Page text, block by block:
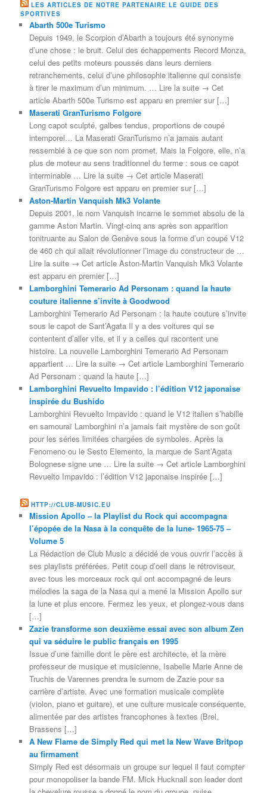
LES ARTICLES DE NOTRE PARTENAIRE LE GUIDE DES
SPORTIVES
Abarth 500e Turismo
Depuis 1949, le Scorpion d’Abarth a toujours été synonyme
d’une chose : le bruit. Celui des échappements Record Monza,
celui des petits moteurs poussés dans leurs derniers
retranchements, celui d’une philosophie italienne qui consiste
à tirer le maximum d’un minimum. … Lire la suite → Cet
article Abarth 500e Turismo est apparu en premier sur […]
Maserati GranTurismo Folgore
Long capot sculpté, galbes tendus, proportions de coupé
intemporel… La Maserati GranTurismo n’a jamais autant
ressemblé à ce que son nom promet. Mais la Folgore, elle, n’a
plus de moteur au sens traditionnel du terme : sous ce capot
interminable … Lire la suite → Cet article Maserati
GranTurismo Folgore est apparu en premier sur […]
Aston-Martin Vanquish Mk3 Volante
Depuis 2001, le nom Vanquish incarne le sommet absolu de la
gamme Aston Martin. Vingt-cinq ans après son apparition
tonitruante au Salon de Genève sous la forme d’un coupé V12
de 460 ch qui allait révolutionner l’image du constructeur de …
Lire la suite → Cet article Aston-Martin Vanquish Mk3 Volante
est apparu en premier […]
Lamborghini Temerario Ad Personam : quand la haute
couture italienne s’invite à Goodwood
Lamborghini Temerario Ad Personam : la haute couture s’invite
sous le capot de Sant’Agata Il y a des voitures qui se
contentent d’aller vite, et il y a celles qui racontent une
histoire. La nouvelle Lamborghini Temerario Ad Personam
appartient … Lire la suite → Cet article Lamborghini Temerario
Ad Personam : quand la haute […]
Lamborghini Revuelto Impavido : l’édition V12 japonaise
inspirée du Bushido
Lamborghini Revuelto Impavido : quand le V12 italien s’habille
en samouraï Lamborghini n’a jamais fait mystère de son goût
pour les séries limitées chargées de symboles. Après la
Fenomeno ou le Sesto Elemento, la marque de Sant’Agata
Bolognese signe une … Lire la suite → Cet article Lamborghini
Revuelto Impavido : l’édition V12 japonaise inspirée […]
HTTP://CLUB-MUSIC.EU
Mission Apollo – la Playlist du Rock qui accompagna
l’épopée de la Nasa à la conquête de la lune- 1965-75 –
Volume 5
La Rédaction de Club Music a décidé de vous ouvrir l’accès à
ses playlists préférées. Petit coup d’oeil dans le rétroviseur,
avec tous les morceaux rock qui ont accompagné de leurs
mélodies la saga de la Nasa qui a mené la Mission Apollo sur
la lune et plus encore. Fermez les yeux, et plongez-vous dans
[…]
Zazie transforme son deuxième essai avec son album Zen
qui va séduire le public français en 1995
Issue d’une famille dont le père est architecte, et la mère
professeur de musique et musicienne, Isabelle Marie Anne de
Truchis de Varennes prendra le surnom de Zazie pour sa
carrière d’artiste. Avec une formation musicale complète
(violon, piano et guitare), et une culture musicale conséquente,
alimentée par des artistes francophones à textes (Brel,
Brassens […]
A New Flame de Simply Red qui met la New Wave Britpop
au firmament
Simply Red est désormais un groupe sur lequel il faut compter
pour monopoliser la bande FM. Mick Hucknall son leader dont